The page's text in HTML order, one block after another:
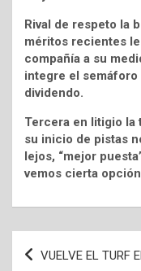
Rival de respeto la
méritos recientes
compañía a su
integre el semáforo
dividendo.
Tercera en litigio la
su inicio de pistas
lejos, “mejor
vemos cierta
Navegación
VUELVE EL TURF